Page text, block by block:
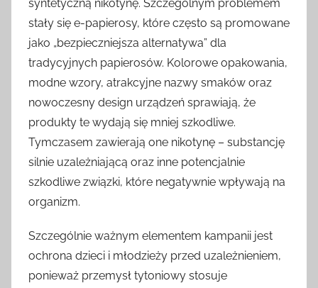
syntetyczną nikotynę. Szczególnym problemem
stały się e-papierosy, które często są promowane
jako „bezpieczniejsza alternatywa” dla
tradycyjnych papierosów. Kolorowe opakowania,
modne wzory, atrakcyjne nazwy smaków oraz
nowoczesny design urządzeń sprawiają, że
produkty te wydają się mniej szkodliwe.
Tymczasem zawierają one nikotynę – substancję
silnie uzależniającą oraz inne potencjalnie
szkodliwe związki, które negatywnie wpływają na
organizm.
Szczególnie ważnym elementem kampanii jest
ochrona dzieci i młodzieży przed uzależnieniem,
ponieważ przemysł tytoniowy stosuje